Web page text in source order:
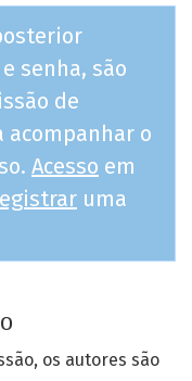
senha, são
de
acompanhar o
Acesso em
uma
os autores são